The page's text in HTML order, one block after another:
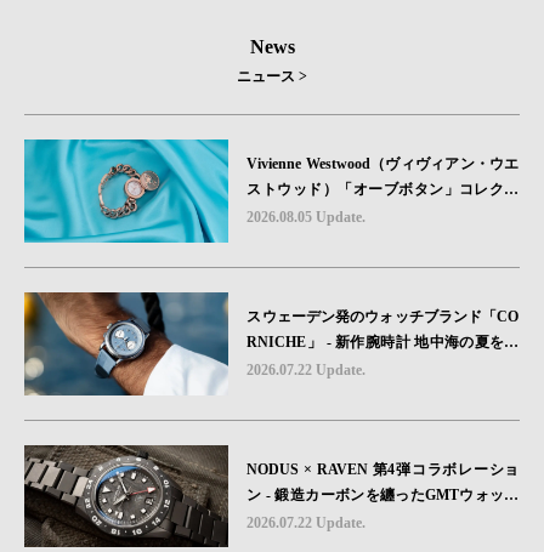
News
ニュース >
Vivienne Westwood（ヴィヴィアン・ウエ
ストウッド）「オーブボタン」コレクシ
ョンに、⽇本限定カラーのローズゴール
2026.08.05 Update.
スウェーデン発のウォッチブランド「CO
RNICHE」 - 新作腕時計 地中海の夏を映
す、爽やかなブルーダイヤル「Heritage C
2026.07.22 Update.
NODUS × RAVEN 第4弾コラボレーショ
ン - 鍛造カーボンを纏ったGMTウォッチ
「TRAILTREKKER CARBON」が登場
2026.07.22 Update.